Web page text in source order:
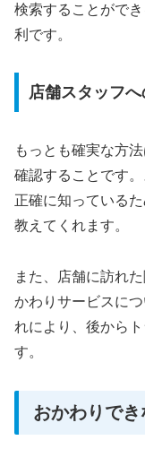
検索することがで
利です。
店舗スタッフ
もっとも確実な方
確認することです
正確に知っている
教えてくれます。
また、店舗に訪れ
かわりサービスに
れにより、後から
す。
おかわりで